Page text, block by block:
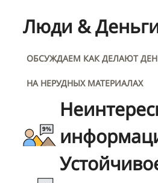
Люди &
ОБСУЖДАЕМ КАК ДЕЛАЮТ
НА НЕРУДНЫХ МАТЕРИАЛАХ